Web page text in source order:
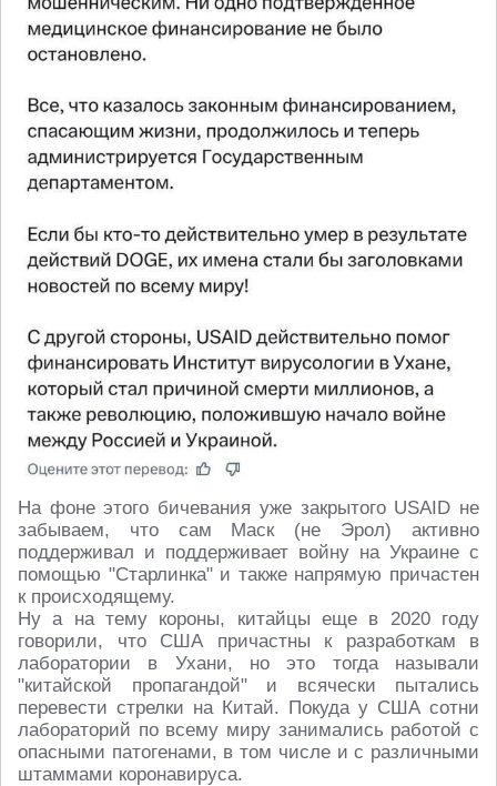
На фоне этого бичевания уже закрытого USAID не
забываем, что сам Маск (не Эрол) активно
поддерживал и поддерживает войну на Украине с
помощью "Старлинка" и также напрямую причастен
к происходящему.
Ну а на тему короны, китайцы еще в 2020 году
говорили, что США причастны к разработкам в
лаборатории в Ухани, но это тогда называли
"китайской пропагандой" и всячески пытались
перевести стрелки на Китай. Покуда у США сотни
лабораторий по всему миру занимались работой с
опасными патогенами, в том числе и с различными
штаммами коронавируса.